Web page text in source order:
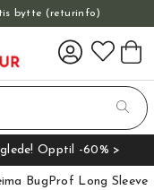
bytte (returinfo)
Opptil -60% >
BugProf Long